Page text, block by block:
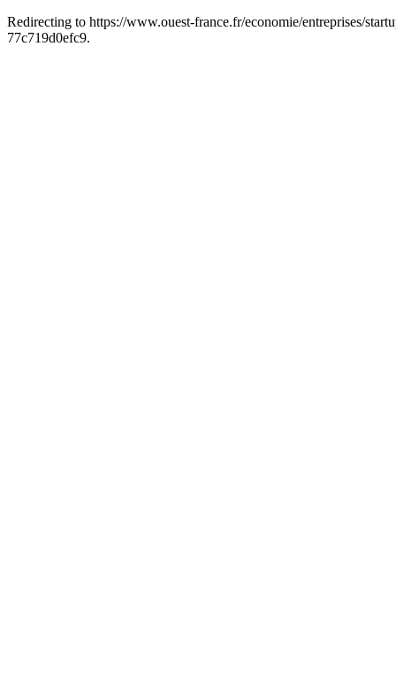
Redirecting to https://www.ouest-france.fr/economie/entreprises/
77c719d0efc9.